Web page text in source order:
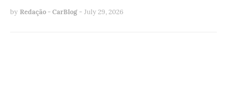
by Redação - CarBlog - July 29, 2026